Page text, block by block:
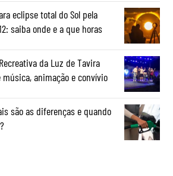
eclipse total do Sol pela
saiba onde e a que horas
da Luz de Tavira
animação e convívio
são as diferenças e quando